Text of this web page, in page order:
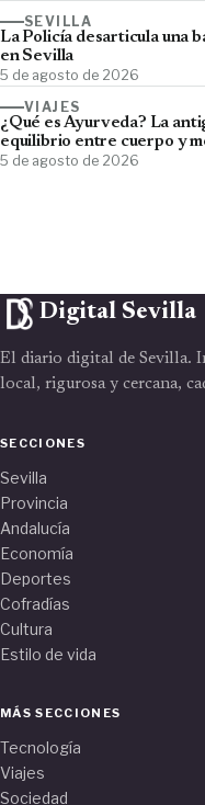
SEVILLA
La Policía desarticula una
en Sevilla
5 de agosto de 2026
VIAJES
¿Qué es Ayurveda? La
equilibrio entre cuerpo y
5 de agosto de 2026
Digital Sevilla
El diario digital de Sevilla.
local, rigurosa y cercana,
SECCIONES
Sevilla
Provincia
Andalucía
Economía
Deportes
Cofradías
Cultura
Estilo de vida
MÁS SECCIONES
Tecnología
Viajes
Sociedad